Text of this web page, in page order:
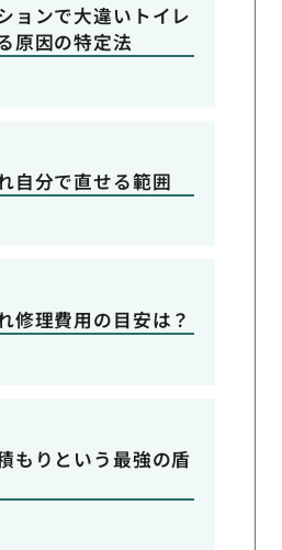
ョンで大違いトイレ
原因の特定法
自分で直せる範囲
修理費用の目安は？
もりという最強の盾